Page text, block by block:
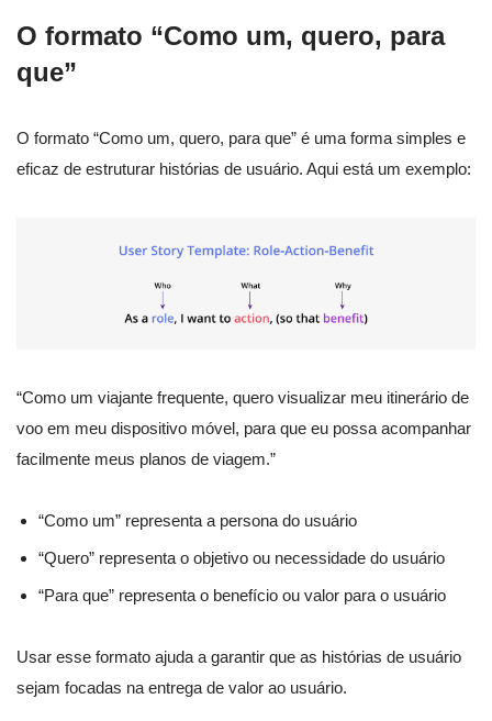
O formato “Como um, quero, para
que”
O formato “Como um, quero, para que” é uma forma simples e
eficaz de estruturar histórias de usuário. Aqui está um exemplo:
“Como um viajante frequente, quero visualizar meu itinerário de
voo em meu dispositivo móvel, para que eu possa acompanhar
facilmente meus planos de viagem.”
“Como um” representa a persona do usuário
“Quero” representa o objetivo ou necessidade do usuário
“Para que” representa o benefício ou valor para o usuário
Usar esse formato ajuda a garantir que as histórias de usuário
sejam focadas na entrega de valor ao usuário.